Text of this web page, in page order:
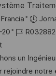
I
d
e
un
rejoindre notre